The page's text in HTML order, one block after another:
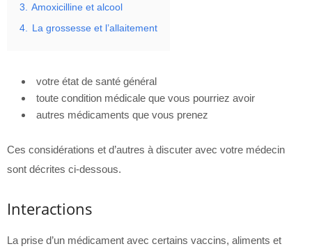
3. Amoxicilline et alcool
4. La grossesse et l’allaitement
votre état de santé général
toute condition médicale que vous pourriez avoir
autres médicaments que vous prenez
Ces considérations et d’autres à discuter avec votre médecin
sont décrites ci-dessous.
Interactions
La prise d’un médicament avec certains vaccins, aliments et